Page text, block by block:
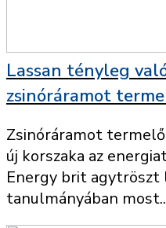
Lassan tényleg
zsinóráramot
Zsinóráramot
új korszaka az
Energy brit agytröszt
tanulmányában